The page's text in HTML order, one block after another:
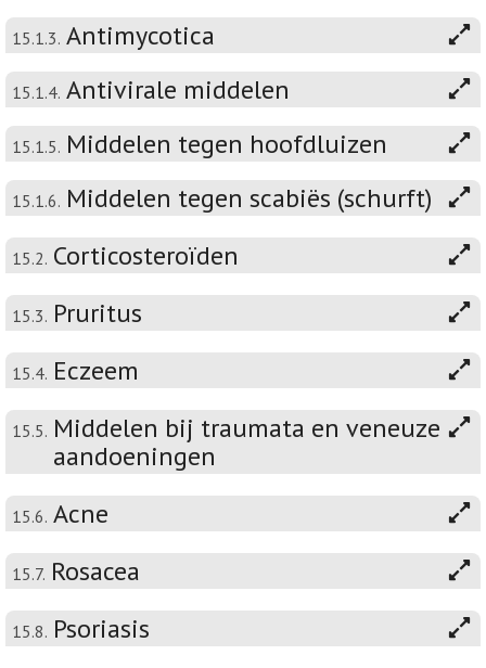
15.1.3. Antimycotica
15.1.4. Antivirale middelen
15.1.5. Middelen tegen hoofdluizen
15.1.6. Middelen tegen scabiës (schurft)
15.2. Corticosteroïden
15.3. Pruritus
15.4. Eczeem
15.5. Middelen bij traumata en veneuze
aandoeningen
15.6. Acne
15.7. Rosacea
15.8. Psoriasis